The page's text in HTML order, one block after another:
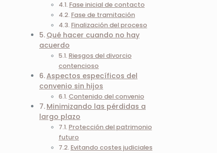
Fase inicial de contacto
Fase de tramitación
Finalización del proceso
Qué hacer cuando no hay
acuerdo
Riesgos del divorcio
contencioso
Aspectos específicos del
convenio sin hijos
Contenido del convenio
Minimizando las pérdidas a
largo plazo
Protección del patrimonio
futuro
Evitando costes judiciales